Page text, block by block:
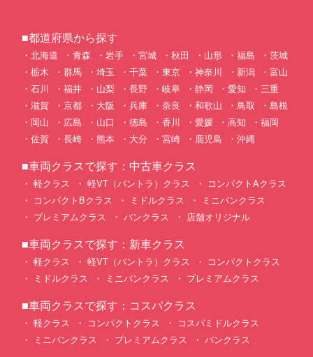
■都道府県から探す
北海道 青森 岩手 宮城 秋田 山形 福島
茨城
栃木
群馬 埼玉 千葉 東京 神奈川 新潟
富山
石川
福井 山梨 長野 岐阜 静岡 愛知
三重
滋賀
京都 大阪 兵庫 奈良 和歌山 鳥取
島根
岡山
広島 山口 徳島 香川 愛媛 高知
福岡
佐賀
長崎 熊本 大分 宮崎 鹿児島 沖縄
■車両クラスで探す：中古車クラス
軽クラス 軽VT（バントラ）クラス
コンパクトAクラス
コンパクトBクラス
ミドルクラス
ミニバンクラス
プレミアムクラス
バンクラス 店舗オリジナル
■車両クラスで探す：新車クラス
軽クラス 軽VT（バントラ）クラス
コンパクトクラス
ミドルクラス
ミニバンクラス プレミアムクラス
■車両クラスで探す：コスパクラス
軽クラス コンパクトクラス
コスパミドルクラス
ミニバンクラス
プレミアムクラス バンクラス